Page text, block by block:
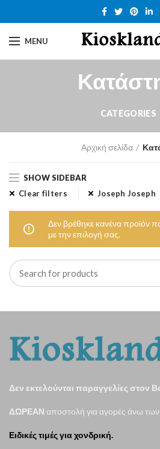
MENU
CATEGORIES
Αρχική σελίδα
SHOW SIDEBAR
Clear filters
Joseph Joseph
Δεν βρέθηκε κανένα προϊόν
με την επιλογή σας.
Δεν εκτελούνται παραγγελίες στον
ΔΩΡΕΑΝ αποστολή για αγορές άνω
Ειδικές τιμές για χονδρική.